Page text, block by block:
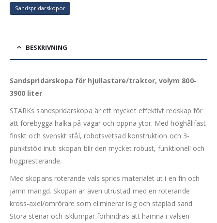
Sandspridarskopor
BESKRIVNING
Sandspridarskopa för hjullastare/traktor, volym 800-
3900 liter
STARKs sandspridarskopa är ett mycket effektivt redskap för
att förebygga halka på vägar och öppna ytor. Med höghållfast
finskt och svenskt stål, robotsvetsad konstruktion och 3-
punktstöd inuti skopan blir den mycket robust, funktionell och
högpresterande.
Med skopans roterande vals sprids materialet ut i en fin och
jämn mängd. Skopan är även utrustad med en roterande
kross-axel/omrörare som eliminerar isig och staplad sand.
Stora stenar och isklumpar förhindras att hamna i valsen